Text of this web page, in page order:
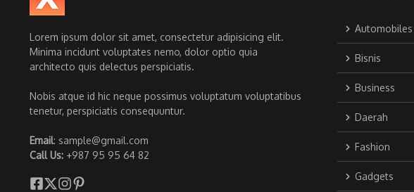
Lorem ipsum dolor sit amet, consectetur adipisicing elit.
Minima incidunt voluptates nemo, dolor optio quia
architecto quis delectus perspiciatis.
Nobis atque id hic neque possimus voluptatum voluptatibus
tenetur, perspiciatis consequuntur.
Email: sample@gmail.com
Call Us: +987 95 95 64 82
Automobiles
Bisnis
Business
Daerah
Fashion
Gadgets